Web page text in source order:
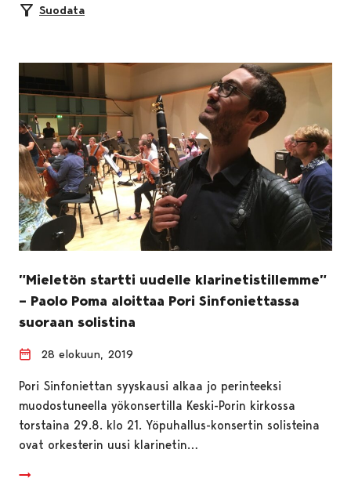
Suodata
”Mieletön startti uudelle klarinetistillemme”
– Paolo Poma aloittaa Pori Sinfoniettassa
suoraan solistina
28 elokuun, 2019
Pori Sinfoniettan syyskausi alkaa jo perinteeksi
muodostuneella yökonsertilla Keski-Porin kirkossa
torstaina 29.8. klo 21. Yöpuhallus-konsertin solisteina
ovat orkesterin uusi klarinetin…